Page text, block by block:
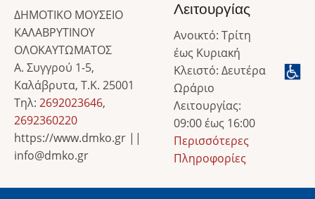
ΔΗΜΟΤΙΚΟ ΜΟΥΣΕΙΟ
ΚΑΛΑΒΡΥΤΙΝΟΥ
ΟΛΟΚΑΥΤΩΜΑΤΟΣ
Α. Συγγρού 1-5,
Καλάβρυτα, Τ.Κ. 25001
Τηλ: 2692023646,
2692360220
https://www.dmko.gr ||
info@dmko.gr
Λειτουργίας
Ανοικτό: Τρίτη
έως Κυριακή
Κλειστό: Δευτέρα
Ωράριο
Λειτουργίας:
09:00 έως 16:00
Περισσότερες
Πληροφορίες